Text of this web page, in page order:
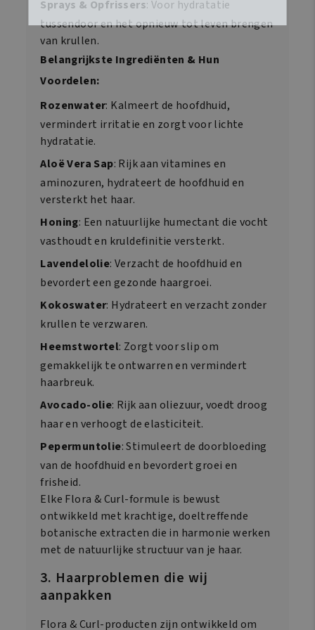
Sprays & Opfrissers: Voor hydratatie
tussendoor en het opnieuw tot leven brengen
van krullen.
Belangrijkste Ingrediënten & Hun
Voordelen:
Rozenwater: Kalmeert de hoofdhuid,
vermindert irritatie en zorgt voor lichte
hydratatie.
Aloë Vera Sap: Rijk aan vitamines en
aminozuren, hydrateert de hoofdhuid en
versterkt het haar.
Honing: Een natuurlijke humectant die vocht
vasthoudt en kruldefinitie versterkt.
Lavendelolie: Verzacht de hoofdhuid en
bevordert een gezonde haargroei.
Kokoswater: Hydrateert en verzacht zonder
krullen te verzwaren.
Heemstwortel: Zorgt voor slip om
gemakkelijk te ontwarren en vermindert
haarbreuk.
Avocado-olie: Rijk aan oliezuur, voedt droog
haar en verhoogt de elasticiteit.
Pepermuntolie: Stimuleert de doorbloeding
van de hoofdhuid en bevordert groei en
frisheid.
Elke Flora & Curl-formule is bewust
ontwikkeld met krachtige, doeltreffende
botanische extracten die in harmonie werken
met de natuurlijke structuur van je haar.
3. Haarproblemen die wij
aanpakken
Flora & Curl-producten zijn ontwikkeld om